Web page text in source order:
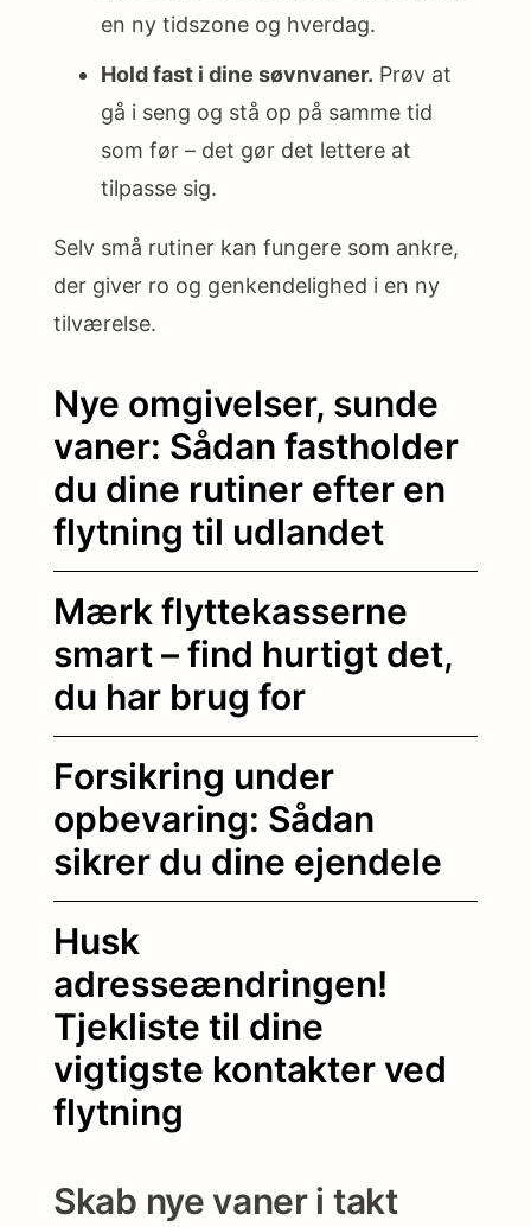
en ny tidszone og hverdag.
Hold fast i dine søvnvaner. Prøv at
gå i seng og stå op på samme tid
som før – det gør det lettere at
tilpasse sig.
Selv små rutiner kan fungere som ankre,
der giver ro og genkendelighed i en ny
tilværelse.
Nye omgivelser, sunde
vaner: Sådan fastholder
du dine rutiner efter en
flytning til udlandet
Mærk flyttekasserne
smart – find hurtigt det,
du har brug for
Forsikring under
opbevaring: Sådan
sikrer du dine ejendele
Husk
adresseændringen!
Tjekliste til dine
vigtigste kontakter ved
flytning
Skab nye vaner i takt